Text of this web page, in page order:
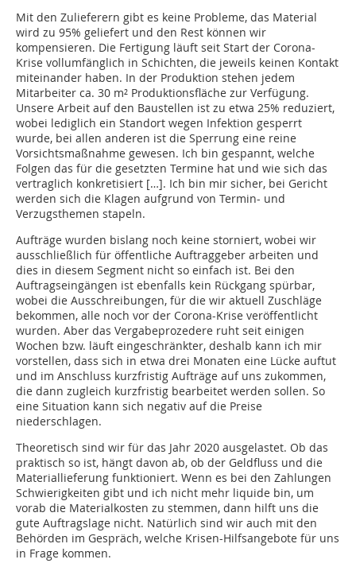
Mit den Zulieferern gibt es keine Probleme, das Material
wird zu 95% geliefert und den Rest können wir
kompensieren. Die Fertigung läuft seit Start der Corona-
Krise vollumfänglich in Schichten, die jeweils keinen Kontakt
miteinander haben. In der Produktion stehen jedem
Mitarbeiter ca. 30 m² Produktionsfläche zur Verfügung.
Unsere Arbeit auf den Baustellen ist zu etwa 25% reduziert,
wobei lediglich ein Standort wegen Infektion gesperrt
wurde, bei allen anderen ist die Sperrung eine reine
Vorsichtsmaßnahme gewesen. Ich bin gespannt, welche
Folgen das für die gesetzten Termine hat und wie sich das
vertraglich konkretisiert […]. Ich bin mir sicher, bei Gericht
werden sich die Klagen aufgrund von Termin- und
Verzugsthemen stapeln.
Aufträge wurden bislang noch keine storniert, wobei wir
ausschließlich für öffentliche Auftraggeber arbeiten und
dies in diesem Segment nicht so einfach ist. Bei den
Auftragseingängen ist ebenfalls kein Rückgang spürbar,
wobei die Ausschreibungen, für die wir aktuell Zuschläge
bekommen, alle noch vor der Corona-Krise veröffentlicht
wurden. Aber das Vergabeprozedere ruht seit einigen
Wochen bzw. läuft eingeschränkter, deshalb kann ich mir
vorstellen, dass sich in etwa drei Monaten eine Lücke auftut
und im Anschluss kurzfristig Aufträge auf uns zukommen,
die dann zugleich kurzfristig bearbeitet werden sollen. So
eine Situation kann sich negativ auf die Preise
niederschlagen.
Theoretisch sind wir für das Jahr 2020 ausgelastet. Ob das
praktisch so ist, hängt davon ab, ob der Geldfluss und die
Materiallieferung funktioniert. Wenn es bei den Zahlungen
Schwierigkeiten gibt und ich nicht mehr liquide bin, um
vorab die Materialkosten zu stemmen, dann hilft uns die
gute Auftragslage nicht. Natürlich sind wir auch mit den
Behörden im Gespräch, welche Krisen-Hilfsangebote für uns
in Frage kommen.